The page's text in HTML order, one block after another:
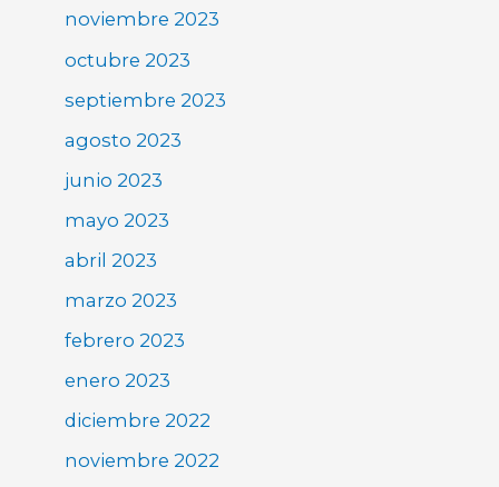
noviembre 2023
octubre 2023
septiembre 2023
agosto 2023
junio 2023
mayo 2023
abril 2023
marzo 2023
febrero 2023
enero 2023
diciembre 2022
noviembre 2022